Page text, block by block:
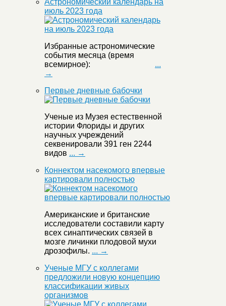
Астрономический календарь на
июль 2023 года
Избранные астрономические
события месяца (время
всемирное): ...
→
Первые дневные бабочки
Ученые из Музея естественной
истории Флориды и других
научных учреждений
секвенировали 391 ген 2244
видов ... →
Коннектом насекомого впервые
картировали полностью
Американские и британские
исследователи составили карту
всех синаптических связей в
мозге личинки плодовой мухи
дрозофилы. ... →
Ученые МГУ с коллегами
предложили новую концепцию
классификации живых
организмов